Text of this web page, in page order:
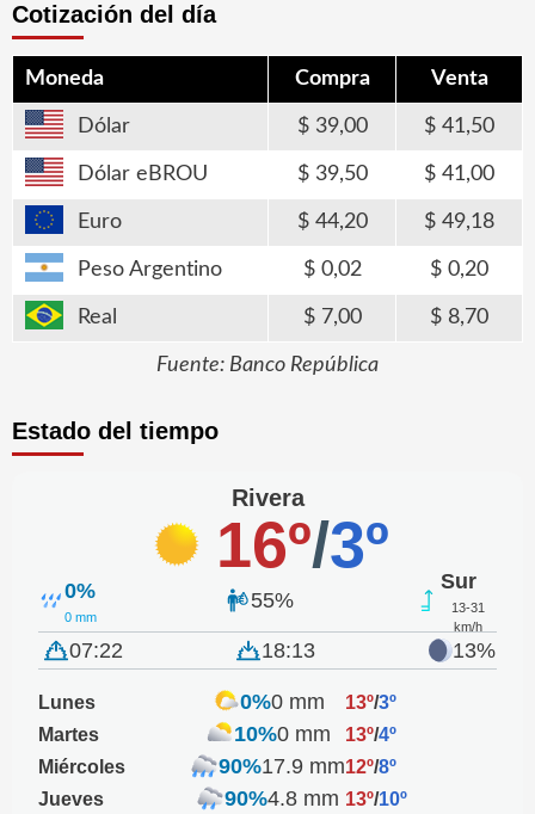
Cotización del día
Moneda Compra Venta
Dólar 39,00 41,50
Dólar eBROU 39,50 41,00
Euro 44,20 49,18
Peso Argentino 0,02 0,20
Real 7,00 8,70
Fuente: Banco República
Estado del tiempo
Rivera
16º/3º
0%
0 mm
55%
Sur
13-31
km/h
07:22 18:13 13%
Lunes 0%0 mm 13º/3º
Martes
10%0 mm 13º/4º
Miércoles
90%17.9 mm12º/8º
Jueves
90%4.8 mm 13º/10º